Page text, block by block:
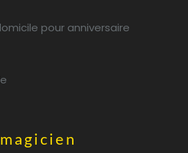
pour anniversaire